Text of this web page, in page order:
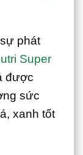
phát
Super
được
sức
xanh tốt